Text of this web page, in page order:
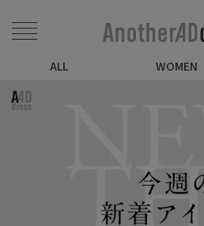
ALL WOMEN